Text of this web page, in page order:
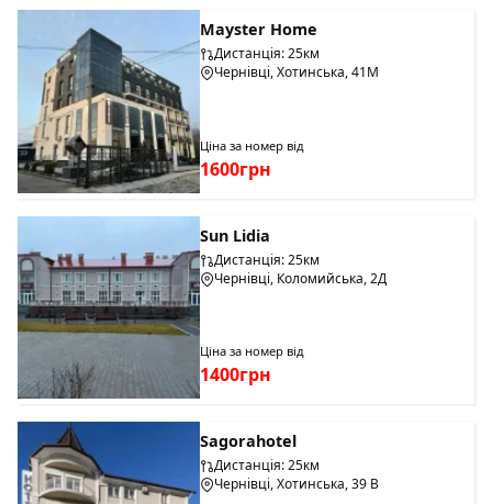
Mayster Home
Дистанція: 25км
Чернівці, Хотинська, 41М
Ціна за номер від
1600грн
Sun Lidia
Дистанція: 25км
Чернівці, Коломийська, 2Д
Ціна за номер від
1400грн
Sagorahotel
Дистанція: 25км
Чернівці, Хотинська, 39 В